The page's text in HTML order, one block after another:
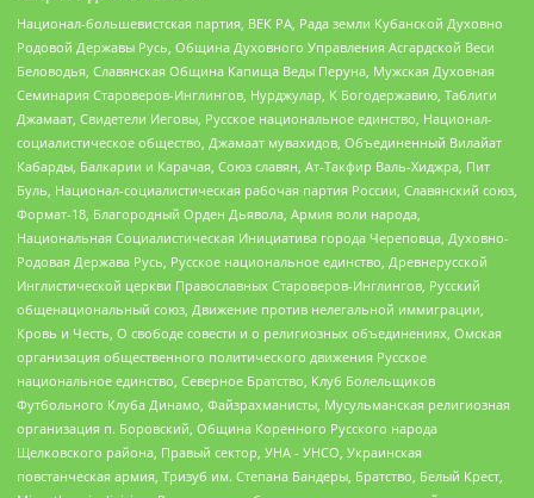
Национал-большевистская партия, ВЕК РА, Рада земли Кубанской Духовно
Родовой Державы Русь, Община Духовного Управления Асгардской Веси
Беловодья, Славянская Община Капища Веды Перуна, Мужская Духовная
Семинария Староверов-Инглингов, Нурджулар, К Богодержавию, Таблиги
Джамаат, Свидетели Иеговы, Русское национальное единство, Национал-
социалистическое общество, Джамаат мувахидов, Объединенный Вилайат
Кабарды, Балкарии и Карачая, Союз славян, Ат-Такфир Валь-Хиджра, Пит
Буль, Национал-социалистическая рабочая партия России, Славянский союз,
Формат-18, Благородный Орден Дьявола, Армия воли народа,
Национальная Социалистическая Инициатива города Череповца, Духовно-
Родовая Держава Русь, Русское национальное единство, Древнерусской
Инглистической церкви Православных Староверов-Инглингов, Русский
общенациональный союз, Движение против нелегальной иммиграции,
Кровь и Честь, О свободе совести и о религиозных объединениях, Омская
организация общественного политического движения Русское
национальное единство, Северное Братство, Клуб Болельщиков
Футбольного Клуба Динамо, Файзрахманисты, Мусульманская религиозная
организация п. Боровский, Община Коренного Русского народа
Щелковского района, Правый сектор, УНА - УНСО, Украинская
повстанческая армия, Тризуб им. Степана Бандеры, Братство, Белый Крест,